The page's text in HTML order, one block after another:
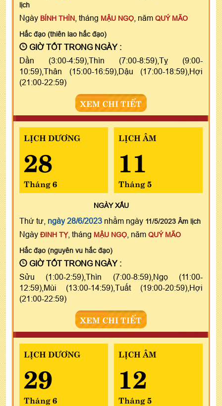
lịch
Ngày BÍNH THÌN , tháng MẬU NGỌ , năm QUÝ MÃO
Hắc đạo (thiên lao hắc đạo)
GIỜ TỐT TRONG NGÀY :
Dần (3:00-4:59),Thìn (7:00-8:59),Tỵ (9:00-
10:59),Thân (15:00-16:59),Dậu (17:00-18:59),Hợi
(21:00-22:59)
XEM CHI TIẾT
LỊCH DƯƠNG
28
Tháng 6
LỊCH ÂM
11
Tháng 5
NGÀYXẤU
Thứ tư, ngày 28/6/2023 nhằm ngày 11/5/2023 Âm lịch
Ngày ĐINH TỴ, tháng MẬU NGỌ , năm QUÝ MÃO
Hắc đạo (nguyên vu hắc đạo)
GIỜ TỐT TRONG NGÀY :
Sửu (1:00-2:59),Thìn (7:00-8:59),Ngọ (11:00-
12:59),Mùi (13:00-14:59),Tuất (19:00-20:59),Hợi
(21:00-22:59)
XEM CHI TIẾT
LỊCH DƯƠNG
29
Tháng 6
LỊCH ÂM
12
Tháng 5